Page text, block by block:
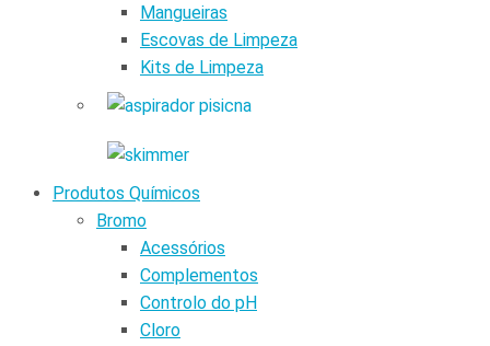
Mangueiras
Escovas de Limpeza
Kits de Limpeza
Produtos Químicos
Bromo
Acessórios
Complementos
Controlo do pH
Cloro